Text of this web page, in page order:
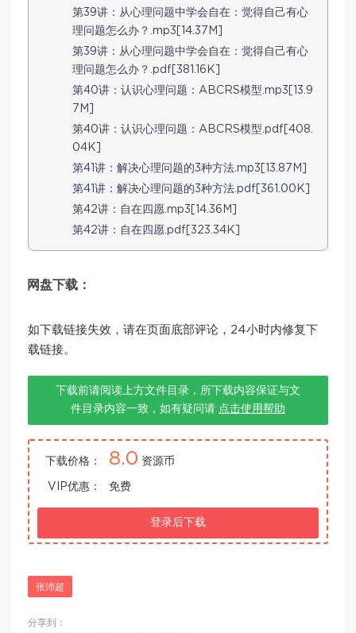
第39讲：从心理问题中学会自在：觉得自己有心
理问题怎么办？.mp3[14.37M]
第39讲：从心理问题中学会自在：觉得自己有心
理问题怎么办？.pdf[381.16K]
第40讲：认识心理问题：ABCRS模型.mp3[13.9
7M]
第40讲：认识心理问题：ABCRS模型.pdf[408.
04K]
第41讲：解决心理问题的3种方法.mp3[13.87M]
第41讲：解决心理问题的3种方法.pdf[361.00K]
第42讲：自在四愿.mp3[14.36M]
第42讲：自在四愿.pdf[323.34K]
网盘下载：
如下载链接失效，请在页面底部评论，24小时内修复下
载链接。
下载前请阅读上方文件目录，所下载内容保证与文
件目录内容一致，如有疑问请 点击使用帮助
下载价格： 8.0 资源币
VIP优惠： 免费
登录后下载
张沛超
分享到：